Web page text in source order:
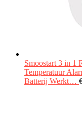
Smoostart 3 in 1
Temperatuur
Batterij Werkt…